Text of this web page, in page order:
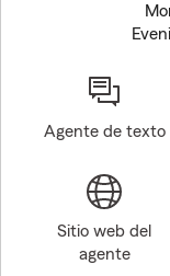
Agente de texto
Sitio web del
agente